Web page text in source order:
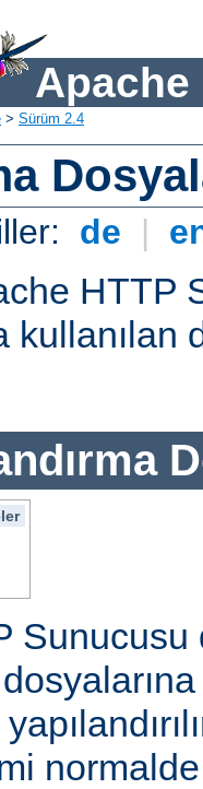
Apache
> Sürüm 2.4
de |
HTTP
kullanılan
Sunucusu